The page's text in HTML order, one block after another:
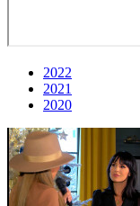
2022
2021
2020